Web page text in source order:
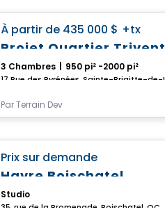
À partir de 435 000 $ +tx
Projet Quartier Trivent
3 Chambres 950 pi² -2000 pi²
ParTerrain Dev
Prix sur demande
Havre Boischatel
Studio
35, rue de la Promenade, Boischatel, QC